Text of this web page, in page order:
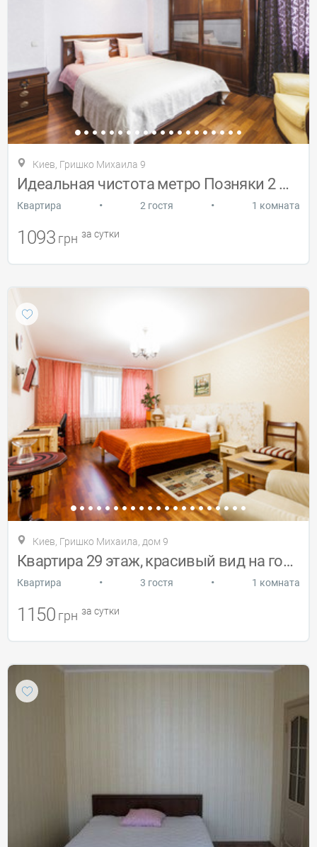
Киев, Гришко Михаила 9
Идеальная чистота метро Позняки 2 минуты
Квартира • 2 гостя • 1 комната
1093 грн за сутки
Киев, Гришко Михаила, дом 9
Квартира 29 этаж, красивый вид на город
Квартира • 3 гостя • 1 комната
1150 грн за сутки